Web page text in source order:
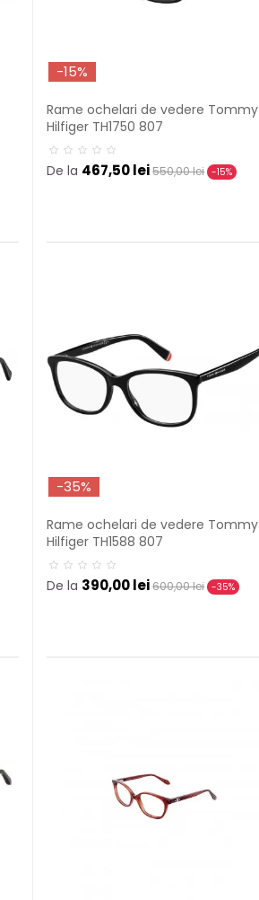
-15%
Rame ochelari de vedere Tommy
Hilfiger TH1750 807
De la 467,50 lei550,00 lei -15%
-35%
Rame ochelari de vedere Tommy
Hilfiger TH1588 807
De la 390,00 lei600,00 lei -35%